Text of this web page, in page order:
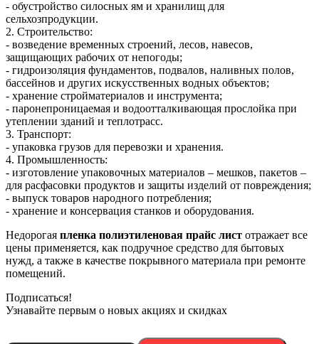
- обустройство силосных ям и хранилищ для
сельхозпродукции.
2. Строительство:
- возведение временных строений, лесов, навесов,
защищающих рабочих от непогоды;
- гидроизоляция фундаментов, подвалов, наливных полов,
бассейнов и других искусственных водных объектов;
- хранение стройматериалов и инструмента;
- паронепроницаемая и водоотталкивающая прослойка при
утеплении зданий и теплотрасс.
3. Транспорт:
- упаковка грузов для перевозки и хранения.
4. Промышленность:
- изготовление упаковочных материалов – мешков, пакетов –
для расфасовки продуктов и защиты изделий от повреждения;
- выпуск товаров народного потребления;
- хранение и консервация станков и оборудования.
Недорогая пленка полиэтиленовая прайс лист отражает все
цены применяется, как подручное средство для бытовых
нужд, а также в качестве покрывного материала при ремонте
помещений.
Подписаться!
Узнавайте первым о новых акциях и скидках